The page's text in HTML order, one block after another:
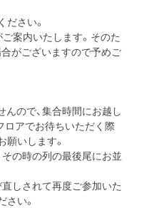
さい。
案内いたします。そのた
がございますので予めご
んので、集合時間にお越し
ロアでお待ちいただく際
願いします。
その時の列の最後尾にお並
直しされて再度ご参加いた
い。